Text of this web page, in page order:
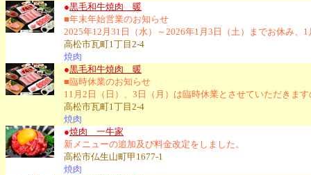
●黒毛和牛焼肉 暖
■年末年始営業のお知らせ
2025年12月31日（水）～2026年1月3日（土）までお休み
高松市瓦町1丁目2-4
焼肉
●黒毛和牛焼肉 暖
■臨時休業のお知らせ
11月2日（日）、3日（月）は臨時休業とさせていただきま
高松市瓦町1丁目2-4
焼肉
●焼肉 一牛家
新メニューの追加及び料金改定をしました。
高松市仏生山町甲1677-1
焼肉